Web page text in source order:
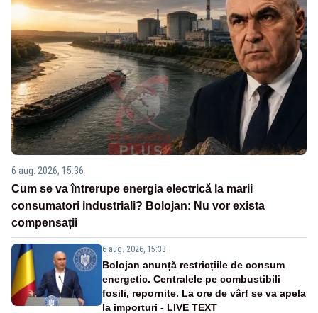
6 aug. 2026, 15:36
Cum se va întrerupe energia electrică la marii
consumatori industriali? Bolojan: Nu vor exista
compensații
6 aug. 2026, 15:33
Bolojan anunță restricțiile de consum
energetic. Centralele pe combustibili
fosili, repornite. La ore de vârf se va apela
la importuri - LIVE TEXT